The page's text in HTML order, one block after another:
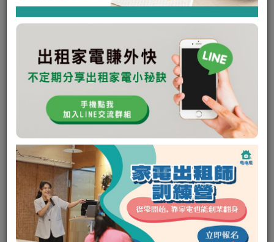
骨傳導藍牙運動耳機
AEROPEX AS800
可出租
Apple 0 0
租金: 平日 500（週二租週五還，共可使用四天）/
週末 700
（週六租隔週一還，共可使用三天）
押金: 5000元
租借 私訊電租公